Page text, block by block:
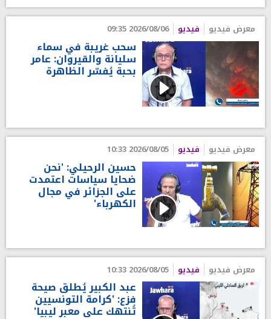
معرض فيديو فيديو 2026/08/06 09:35
سحب غريبة في سماء
سليانة والقيروان: عامر
بحبة يُفسّر الظاهرة
معرض فيديو فيديو 2026/08/05 10:33
حسين الرحيلي: 'نحن
ضحايا سياسات اعتمدت
على الجزائر في مجال
الكهرباء'
معرض فيديو فيديو 2026/08/05 10:33
عبد الكبير يُطلق صيحة
فزع: 'كرامة التونسيين
تُنتهك على معبر ليبيا'